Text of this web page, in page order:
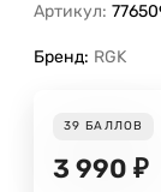
Артикул:
Бренд: RGK
39 БАЛЛОВ
3 990 ₽